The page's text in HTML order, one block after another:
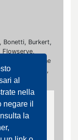
al
nella
il
la
Bonetti, Burkert,
Flowserve,
Officine
Siemens, Smc,